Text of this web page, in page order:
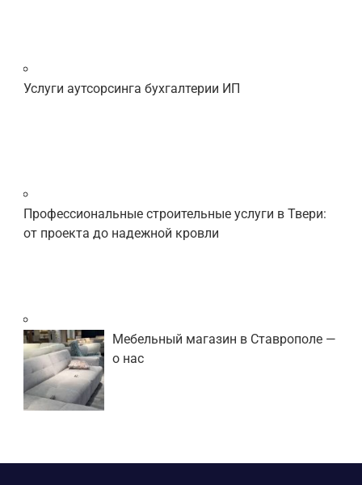
Услуги аутсорсинга бухгалтерии ИП
Профессиональные строительные услуги в Твери:
от проекта до надежной кровли
Мебельный магазин в Ставрополе —
о нас